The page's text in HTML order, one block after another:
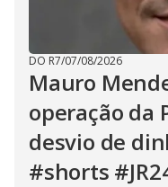
DO R7/07/08/2026
Mauro
operação da
desvio de
#shorts